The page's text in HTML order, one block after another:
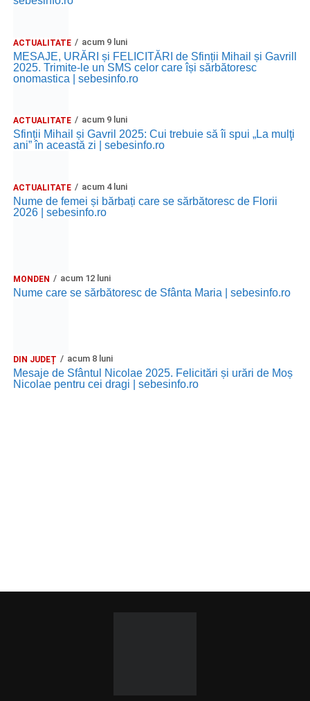
ACTUALITATE acum 9 luni
MESAJE, URĂRI și FELICITĂRI de Sfinții Mihail și Gavrill
2025. Trimite-le un SMS celor care își sărbătoresc
onomastica | sebesinfo.ro
ACTUALITATE acum 9 luni
Sfinții Mihail și Gavril 2025: Cui trebuie să îi spui „La mulţi
ani” în această zi | sebesinfo.ro
ACTUALITATE acum 4 luni
Nume de femei și bărbați care se sărbătoresc de Florii
2026 | sebesinfo.ro
MONDEN acum 12 luni
Nume care se sărbătoresc de Sfânta Maria | sebesinfo.ro
DIN JUDEȚ acum 8 luni
Mesaje de Sfântul Nicolae 2025. Felicitări și urări de Moș
Nicolae pentru cei dragi | sebesinfo.ro